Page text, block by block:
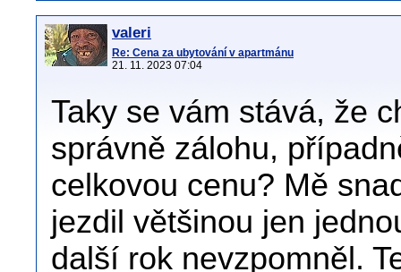
valeri
Re: Cena za ubytování v apartmánu
21. 11. 2023 07:04
Taky se vám stává, že
správně zálohu,
celkovou cenu? Mě
jezdil většinou jen
další rok nevzpomněl.